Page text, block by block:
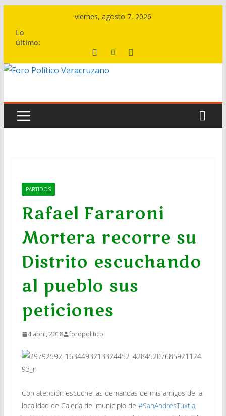
contenido
viernes, agosto 7, 2026
Lo
último:
PARTIDOS
Rafael Fararoni
Mortera recorre su
Distrito escuchando
al pueblo sus
peticiones
4 abril, 2018 foropolitico
Con atención escuche las demandas de mis amigos de la
localidad de Calería del municipio de #SanAndrésTuxtla,